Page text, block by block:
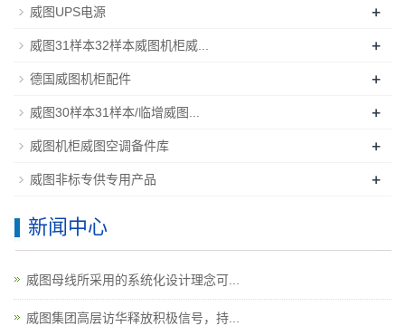
威图UPS电源 +
威图31样本32样本威图机柜威... +
德国威图机柜配件 +
威图30样本31样本/临增威图... +
威图机柜威图空调备件库 +
威图非标专供专用产品 +
新闻中心
威图母线所采用的系统化设计理念可...
威图集团高层访华释放积极信号，持...